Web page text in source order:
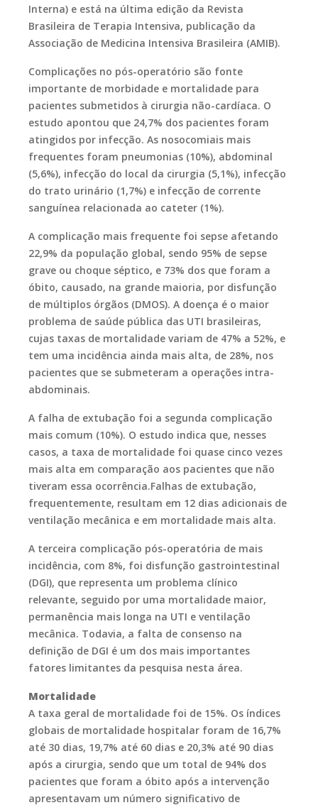
Interna) e está na última edição da Revista
Brasileira de Terapia Intensiva, publicação da
Associação de Medicina Intensiva Brasileira (AMIB).
Complicações no pós-operatório são fonte
importante de morbidade e mortalidade para
pacientes submetidos à cirurgia não-cardíaca. O
estudo apontou que 24,7% dos pacientes foram
atingidos por infecção. As nosocomiais mais
frequentes foram pneumonias (10%), abdominal
(5,6%), infecção do local da cirurgia (5,1%), infecção
do trato urinário (1,7%) e infecção de corrente
sanguínea relacionada ao cateter (1%).
A complicação mais frequente foi sepse afetando
22,9% da população global, sendo 95% de sepse
grave ou choque séptico, e 73% dos que foram a
óbito, causado, na grande maioria, por disfunção
de múltiplos órgãos (DMOS). A doença é o maior
problema de saúde pública das UTI brasileiras,
cujas taxas de mortalidade variam de 47% a 52%, e
tem uma incidência ainda mais alta, de 28%, nos
pacientes que se submeteram a operações intra-
abdominais.
A falha de extubação foi a segunda complicação
mais comum (10%). O estudo indica que, nesses
casos, a taxa de mortalidade foi quase cinco vezes
mais alta em comparação aos pacientes que não
tiveram essa ocorrência.Falhas de extubação,
frequentemente, resultam em 12 dias adicionais de
ventilação mecânica e em mortalidade mais alta.
A terceira complicação pós-operatória de mais
incidência, com 8%, foi disfunção gastrointestinal
(DGI), que representa um problema clínico
relevante, seguido por uma mortalidade maior,
permanência mais longa na UTI e ventilação
mecânica. Todavia, a falta de consenso na
definição de DGI é um dos mais importantes
fatores limitantes da pesquisa nesta área.
Mortalidade
A taxa geral de mortalidade foi de 15%. Os índices
globais de mortalidade hospitalar foram de 16,7%
até 30 dias, 19,7% até 60 dias e 20,3% até 90 dias
após a cirurgia, sendo que um total de 94% dos
pacientes que foram a óbito após a intervenção
apresentavam um número significativo de